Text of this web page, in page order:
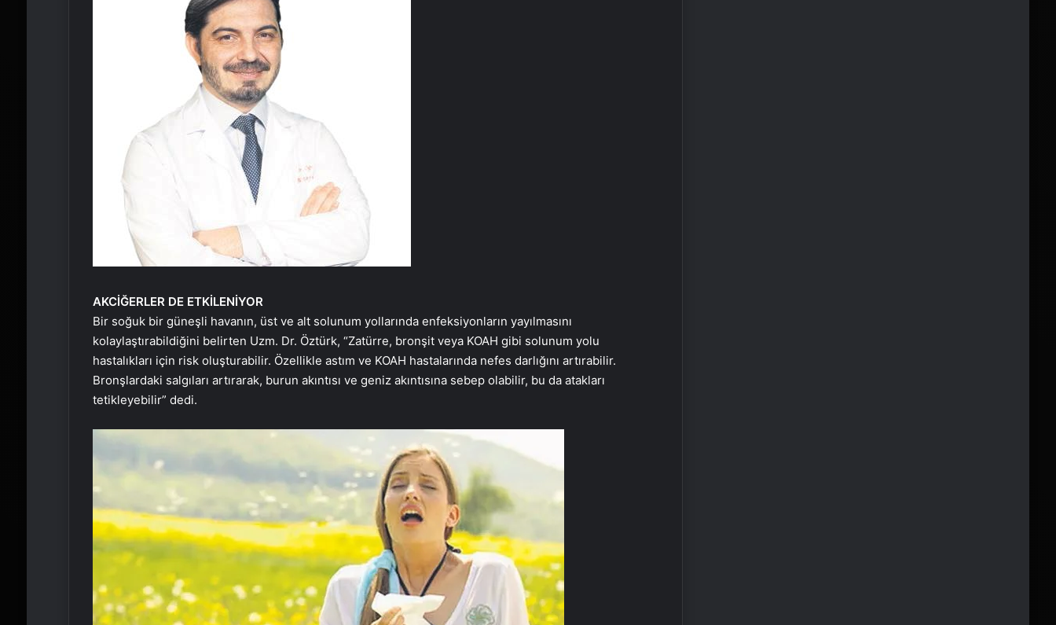
AKCİĞERLER DE ETKİLENİYOR
Bir soğuk bir güneşli havanın, üst ve alt solunum yollarında enfeksiyonların yayılmasını
kolaylaştırabildiğini belirten Uzm. Dr. Öztürk, “Zatürre, bronşit veya KOAH gibi solunum yolu
hastalıkları için risk oluşturabilir. Özellikle astım ve KOAH hastalarında nefes darlığını artırabilir.
Bronşlardaki salgıları artırarak, burun akıntısı ve geniz akıntısına sebep olabilir, bu da atakları
tetikleyebilir” dedi.